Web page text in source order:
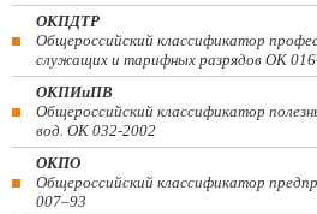
ОКПДТР
Общероссийский классификатор
служащих и тарифных разрядов ОК
ОКПИиПВ
Общероссийский классификатор
вод. ОК 032-2002
ОКПО
Общероссийский классификатор
007–93